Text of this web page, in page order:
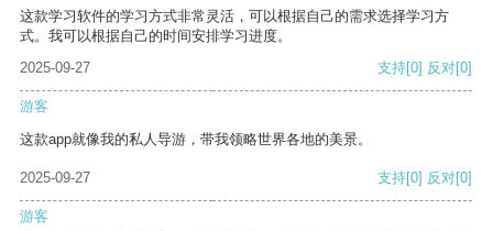
这款学习软件的学习方式非常灵活，可以根据自己的需求选择学习方
式。我可以根据自己的时间安排学习进度。
2025-09-27
支持[0] 反对[0]
游客
这款app就像我的私人导游，带我领略世界各地的美景。
2025-09-27 支持[0] 反对[0]
游客